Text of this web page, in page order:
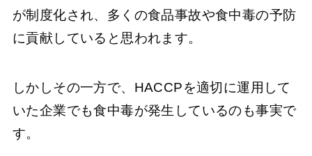
が制度化され、多くの食品事故や食中毒の予防
に貢献していると思われます。
しかしその一方で、HACCPを適切に運用して
いた企業でも食中毒が発生しているのも事実で
す。